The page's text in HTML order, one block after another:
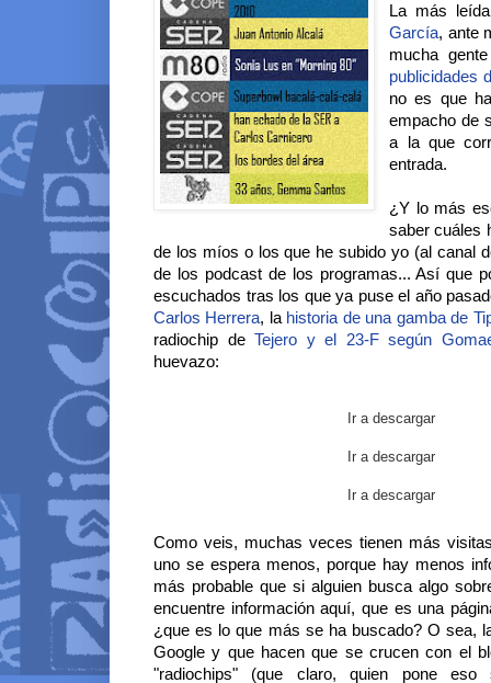
La más
García, ante
mucha
publicidades
no es que
empacho de
a la que
entrada.
¿Y lo más
saber cuáles
de los míos o los que he subido yo (al canal
de los podcast de los programas... Así que
escuchados tras los que ya puse el año
Carlos Herrera, la historia de una gamba de
radiochip deTejero y el 23-F según
huevazo:
Ir a descargar
Ir a descargar
Ir a descargar
Como veis, muchas veces tienen más
uno se espera menos, porque hay menos
más probable que si alguien busca algo
encuentre información aquí, que es una
¿que es lo que más se ha buscado? O sea,
Google y que hacen que se crucen con el
"radiochips" (que claro, quien pone